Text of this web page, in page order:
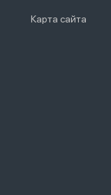
Карта сайта